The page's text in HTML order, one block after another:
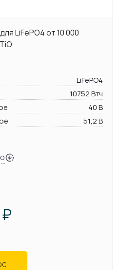
LiFePO4 от 10 000
LiFePO4
10752 Втч
40 В
51,2 В
₽